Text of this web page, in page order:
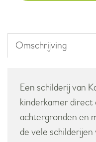
Omschrijving
Een schilderij van
kinderkamer direct
achtergronden en
de vele